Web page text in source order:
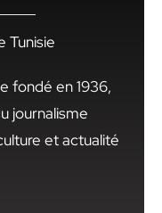
Tunisie
fondé en 1936,
journalisme
et actualité